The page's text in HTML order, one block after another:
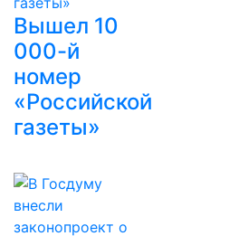
Вышел 10
000-й
номер
«Российской
газеты»